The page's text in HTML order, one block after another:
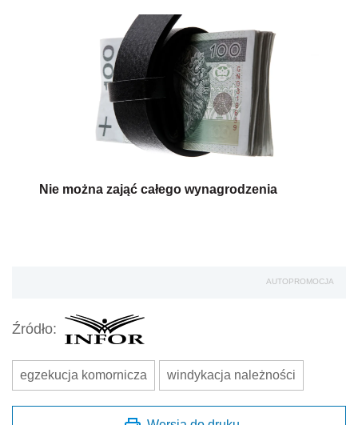
Nie można zająć całego wynagrodzenia
AUTOPROMOCJA
Źródło:
egzekucja komornicza windykacja należności